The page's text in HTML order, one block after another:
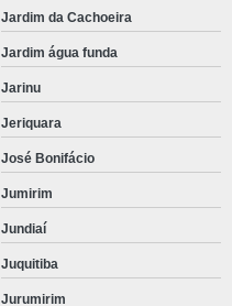
Jardim da Cachoeira
Jardim água funda
Jarinu
Jeriquara
José Bonifácio
Jumirim
Jundiaí
Juquitiba
Jurumirim